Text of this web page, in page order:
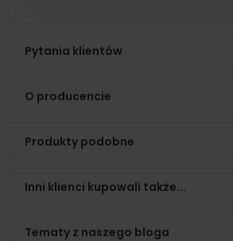
Pytania klientów
O producencie
Produkty podobne
Inni klienci kupowali także...
Tematy z naszego bloga